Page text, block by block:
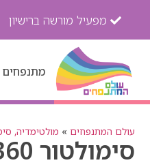
מפעיל מורשה ברישיון
מתנפחים
עולם המתנפחים » מולטימדיה,
סימולטור VR360